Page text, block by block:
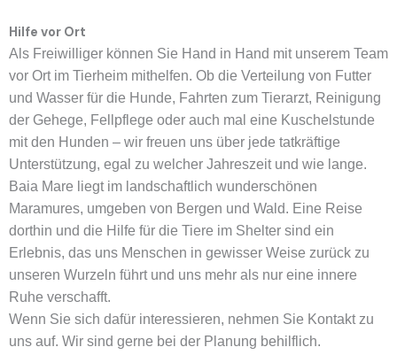
Hilfe vor Ort
Als Freiwilliger können Sie Hand in Hand mit unserem Team
vor Ort im Tierheim mithelfen. Ob die Verteilung von Futter
und Wasser für die Hunde, Fahrten zum Tierarzt, Reinigung
der Gehege, Fellpflege oder auch mal eine Kuschelstunde
mit den Hunden – wir freuen uns über jede tatkräftige
Unterstützung, egal zu welcher Jahreszeit und wie lange.
Baia Mare liegt im landschaftlich wunderschönen
Maramures, umgeben von Bergen und Wald. Eine Reise
dorthin und die Hilfe für die Tiere im Shelter sind ein
Erlebnis, das uns Menschen in gewisser Weise zurück zu
unseren Wurzeln führt und uns mehr als nur eine innere
Ruhe verschafft.
Wenn Sie sich dafür interessieren, nehmen Sie Kontakt zu
uns auf. Wir sind gerne bei der Planung behilflich.